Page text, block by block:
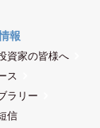
報
資家の皆様へ
ス
ラリー
信